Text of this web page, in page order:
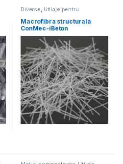
Diverse, Utilaje pentru
construcții
Macrofibra structurala
ConMec-iBeton